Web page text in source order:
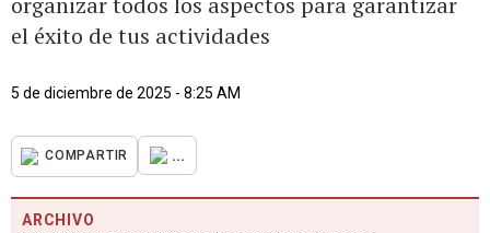
el éxito de tus actividades
5 de diciembre de 2025 - 8:25 AM
COMPARTIR ...
ARCHIVO